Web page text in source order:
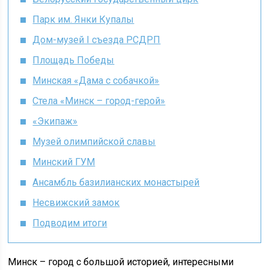
Парк им. Янки Купалы
Дом-музей I съезда РСДРП
Площадь Победы
Минская «Дама с собачкой»
Стела «Минск – город-герой»
«Экипаж»
Музей олимпийской славы
Минский ГУМ
Ансамбль базилианских монастырей
Несвижский замок
Подводим итоги
Минск – город с большой историей, интересными